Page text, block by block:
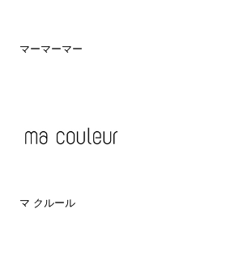
マーマーマー
マ クルール